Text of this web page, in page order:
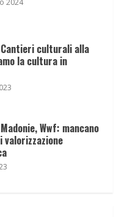
culturali alla
la cultura in
Wwf: mancano